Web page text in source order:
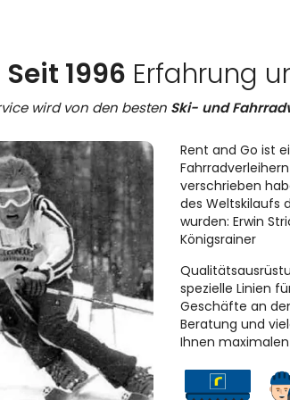
Seit 1996 Erfahrung
wird von den besten Ski- und
Rent and Go ist
verschrieben
des Weltskilaufs
wurden: Erwin
Königsrainer
spezielle Linien
Geschäfte an
Beratung und
Ihnen